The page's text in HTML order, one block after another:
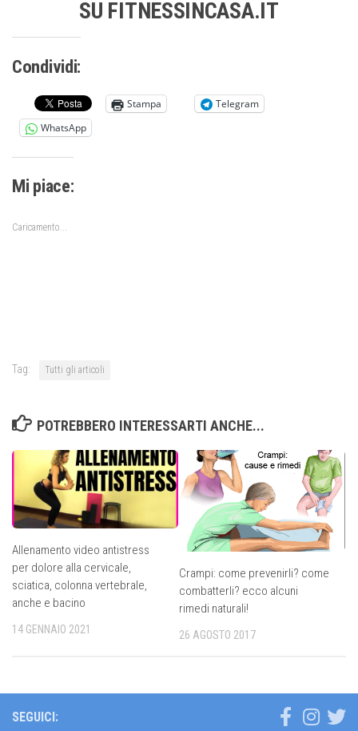
SU FITNESSINCASA.IT
Condividi:
Stampa
Telegram
WhatsApp
Mi piace:
Caricamento...
Tag: Tutti gli articoli
POTREBBERO INTERESSARTI ANCHE...
Allenamento video antistress
per dolore alla cervicale,
sciatica, colonna vertebrale,
anche e bacino
14 GENNAIO 2021
Crampi: come prevenirli? come
combatterli? ecco alcuni
rimedi naturali!
26 AGOSTO 2017
SEGUICI: